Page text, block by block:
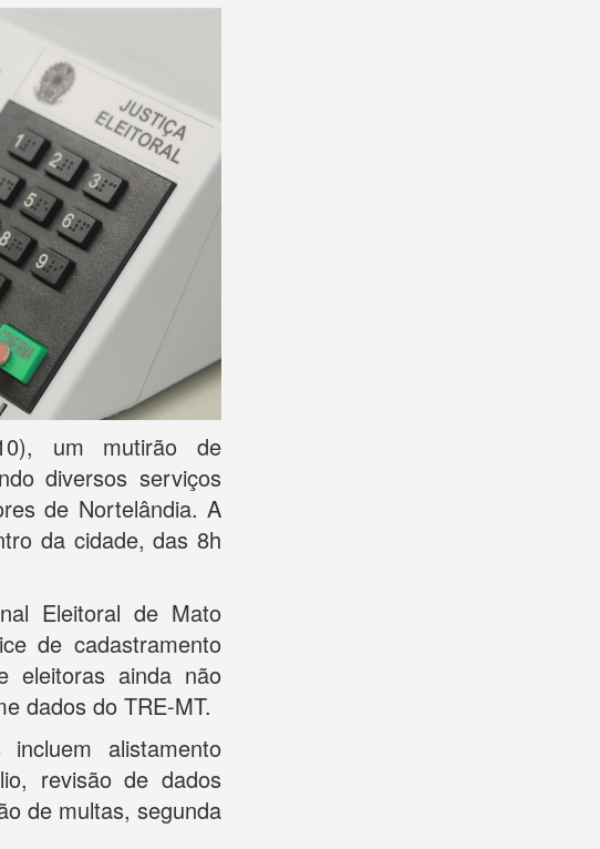
um mutirão de
diversos serviços
de Nortelândia. A
da cidade, das 8h
Eleitoral de Mato
de cadastramento
eleitoras ainda não
dados do TRE-MT.
alistamento
revisão de dados
de multas, segunda